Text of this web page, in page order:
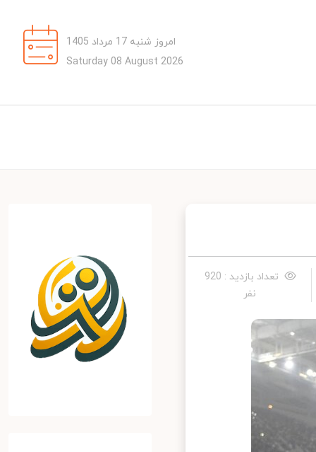
امروز شنبه 17 مرداد 1405
Saturday 08 August 2026
تعداد بازدید : 920
نفر